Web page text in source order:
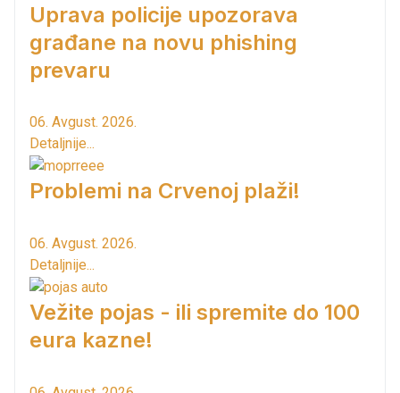
Uprava policije upozorava
građane na novu phishing
prevaru
06. Avgust. 2026.
Detaljnije...
Problemi na Crvenoj plaži!
06. Avgust. 2026.
Detaljnije...
Vežite pojas - ili spremite do 100
eura kazne!